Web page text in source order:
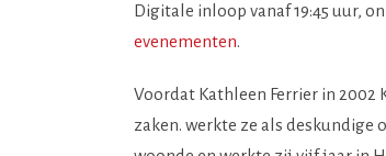
Digitale inloop vanaf 19:45 uur,
evenementen.
Voordat Kathleen Ferrier in
zaken. werkte ze als deskundige